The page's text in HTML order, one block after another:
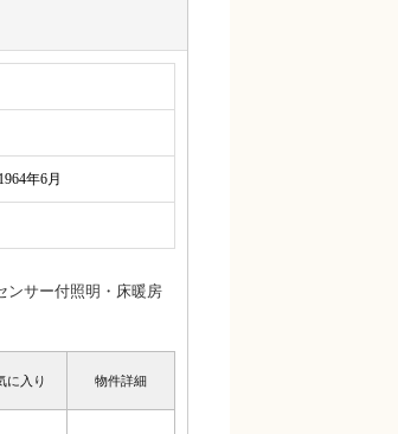
1964年6月
サー付照明・床暖房
に入り 物件詳細